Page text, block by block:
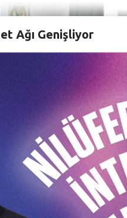
Ağı Genişliyor